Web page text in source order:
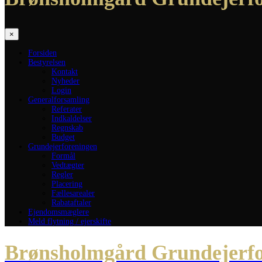
×
Forsiden
Bestyrelsen
Kontakt
Nyheder
Login
Generalforsamling
Referater
Indkaldelser
Regnskab
Budget
Grundejerforeningen
Formål
Vedtægter
Regler
Placering
Fællesarealer
Rabataftaler
Ejendomsmæglere
Meld flytning / ejerskifte
Brønsholmgård